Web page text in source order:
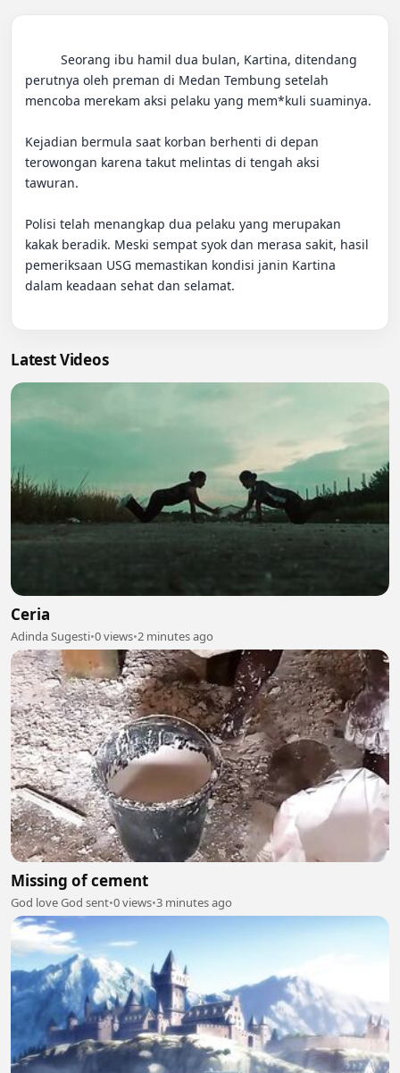
perutnya oleh preman di Medan Tembung setelah
mencoba merekam aksi pelaku yang mem*kuli suaminya.
Kejadian bermula saat korban berhenti di depan
terowongan karena takut melintas di tengah aksi
tawuran.
Polisi telah menangkap dua pelaku yang merupakan
kakak beradik. Meski sempat syok dan merasa sakit, hasil
pemeriksaan USG memastikan kondisi janin Kartina
dalam keadaan sehat dan selamat.
Latest Videos
Ceria
Adinda Sugesti•0 views•2 minutes ago
Missing of cement
God love God sent•0 views•3 minutes ago